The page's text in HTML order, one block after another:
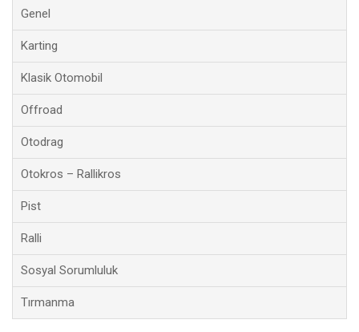
Genel
Karting
Klasik Otomobil
Offroad
Otodrag
Otokros – Rallikros
Pist
Ralli
Sosyal Sorumluluk
Tırmanma